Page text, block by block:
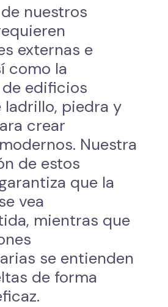
nuestros
externas e
como la
edificios
ladrillo, piedra y
crear
Nuestra
de estos
que la
vea
mientras que
se entienden
de forma